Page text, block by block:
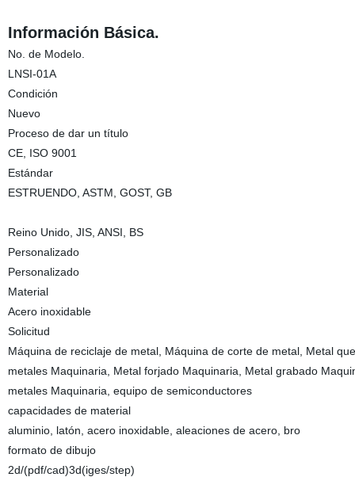
Información Básica.
No. de Modelo.
LNSI-01A
Condición
Nuevo
Proceso de dar un título
CE, ISO 9001
Estándar
ESTRUENDO, ASTM, GOST, GB
Reino Unido, JIS, ANSI, BS
Personalizado
Personalizado
Material
Acero inoxidable
Solicitud
Máquina de reciclaje de metal, Máquina de corte de metal, Metal
metales Maquinaria, Metal forjado Maquinaria, Metal grabado
metales Maquinaria, equipo de semiconductores
capacidades de material
aluminio, latón, acero inoxidable, aleaciones de acero, bro
formato de dibujo
2d/(pdf/cad)3d(iges/step)